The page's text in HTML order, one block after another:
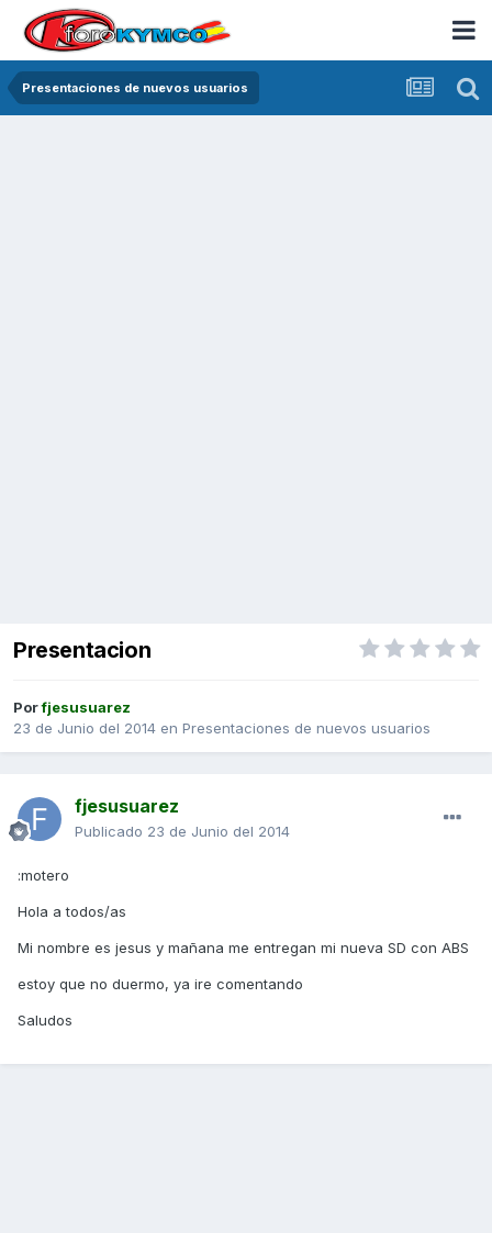
Presentaciones de nuevos usuarios
Presentacion
Porfjesusuarez
23 de Junio del 2014 en Presentaciones de nuevos usuarios
fjesusuarez
Publicado 23 de Junio del 2014
:motero
Hola a todos/as
Mi nombre es jesus y mañana me entregan mi nueva SD con ABS
estoy que no duermo, ya ire comentando
Saludos